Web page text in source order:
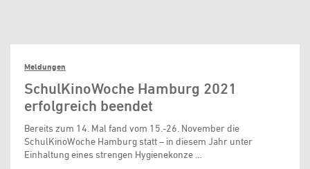
Meldungen
SchulKinoWoche Hamburg 2021
erfolgreich beendet
Bereits zum 14. Mal fand vom 15.-26. November die
SchulKinoWoche Hamburg statt – in diesem Jahr unter
Einhaltung eines strengen Hygienekonze …